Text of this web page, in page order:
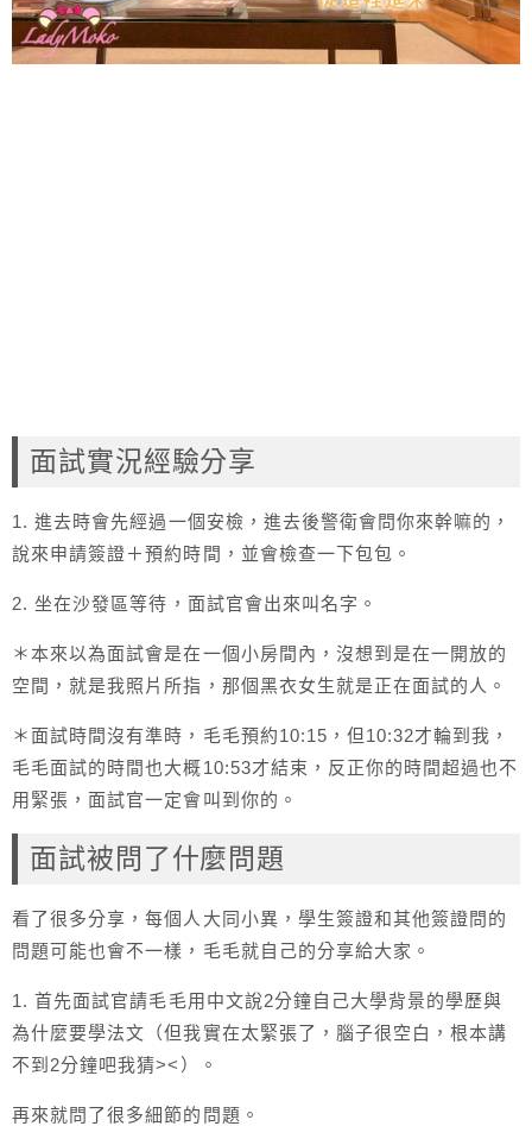
面試實況經驗分享
1. 進去時會先經過一個安檢，進去後警衛會問你來幹嘛的，
說來申請簽證＋預約時間，並會檢查一下包包。
2. 坐在沙發區等待，面試官會出來叫名字。
＊本來以為面試會是在一個小房間內，沒想到是在一開放的
空間，就是我照片所指，那個黑衣女生就是正在面試的人。
＊面試時間沒有準時，毛毛預約10:15，但10:32才輪到我，
毛毛面試的時間也大概10:53才結束，反正你的時間超過也不
用緊張，面試官一定會叫到你的。
面試被問了什麼問題
看了很多分享，每個人大同小異，學生簽證和其他簽證問的
問題可能也會不一樣，毛毛就自己的分享給大家。
1. 首先面試官請毛毛用中文說2分鐘自己大學背景的學歷與
為什麼要學法文（但我實在太緊張了，腦子很空白，根本講
不到2分鐘吧我猜><）。
再來就問了很多細節的問題。